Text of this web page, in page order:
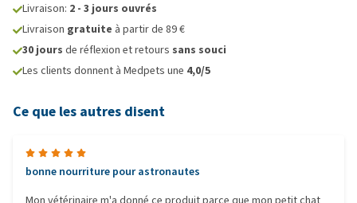
Livraison: 2 - 3 jours ouvrés
Livraison gratuite à partir de 89 €
30 jours de réflexion et retours sans souci
Les clients donnent à Medpets une 4,0/5
Ce que les autres disent
bonne nourriture pour astronautes